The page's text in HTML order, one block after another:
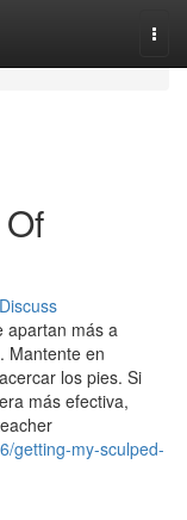
Discuss
apartan más a
Mantente en
los pies. Si
más efectiva,
getting-my-sculped-